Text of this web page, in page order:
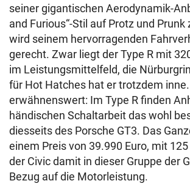
seiner gigantischen Aerodynamik-
and Furious“-Stil auf Protz und Prunk
wird seinem hervorragenden
gerecht. Zwar liegt der Type R mit
im Leistungsmittelfeld, die
für Hot Hatches hat er trotzdem
erwähnenswert: Im Type R finden
händischen Schaltarbeit das wohl
diesseits des Porsche GT3. Das
einem Preis von 39.990 Euro, mit
der Civic damit in dieser Gruppe der
Bezug auf die Motorleistung.